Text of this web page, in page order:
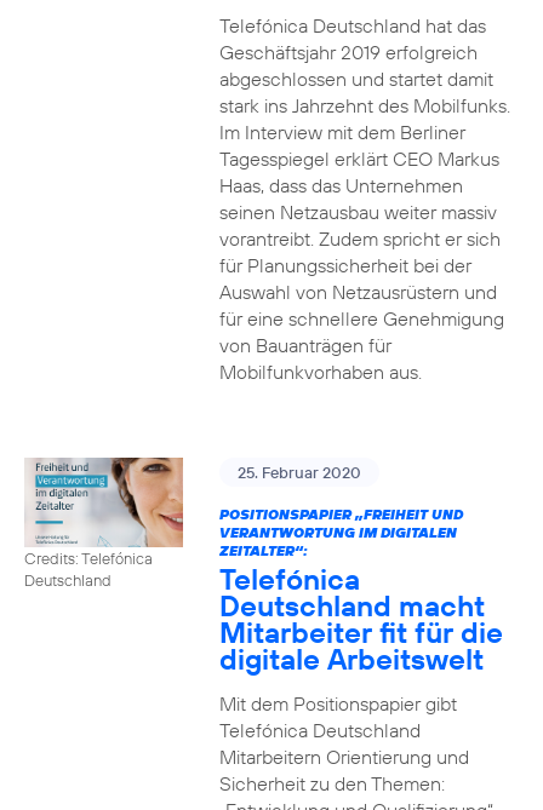
Telefónica Deutschland hat das
Geschäftsjahr 2019 erfolgreich
abgeschlossen und startet damit
stark ins Jahrzehnt des Mobilfunks.
Im Interview mit dem Berliner
Tagesspiegel erklärt CEO Markus
Haas, dass das Unternehmen
seinen Netzausbau weiter massiv
vorantreibt. Zudem spricht er sich
für Planungssicherheit bei der
Auswahl von Netzausrüstern und
für eine schnellere Genehmigung
von Bauanträgen für
Mobilfunkvorhaben aus.
Credits: Telefónica
Deutschland
25. Februar 2020
POSITIONSPAPIER „FREIHEIT UND
VERANTWORTUNG IM DIGITALEN
ZEITALTER“:
Telefónica
Deutschland macht
Mitarbeiter fit für die
digitale Arbeitswelt
Mit dem Positionspapier gibt
Telefónica Deutschland
Mitarbeitern Orientierung und
Sicherheit zu den Themen: